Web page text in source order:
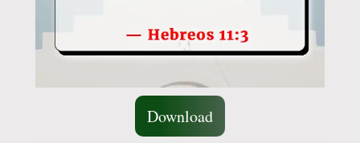
Download